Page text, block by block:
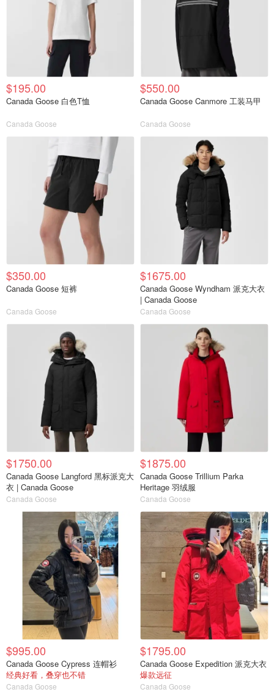
$195.00
Canada Goose 白色T恤
Canada Goose
$550.00
Canada Goose Canmore 工装马甲
Canada Goose
$350.00
Canada Goose 短裤
Canada Goose
$1675.00
Canada Goose Wyndham 派克大衣
| Canada Goose
Canada Goose
$1750.00
Canada Goose Langford 黑标派克大
衣 | Canada Goose
Canada Goose
$1875.00
Canada Goose Trillium Parka
Heritage 羽绒服
Canada Goose
$995.00
Canada Goose Cypress 连帽衫
经典好看，叠穿也不错
Canada Goose
$1795.00
Canada Goose Expedition 派克大衣
爆款远征
Canada Goose